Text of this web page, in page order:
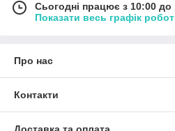
Сьогодні працює з 10:00 до
Показати весь графік
Про нас
Контакти